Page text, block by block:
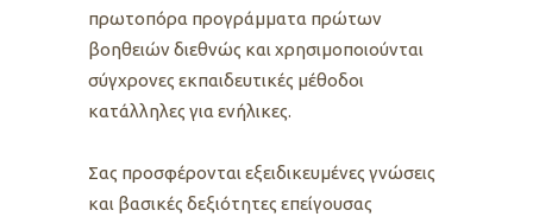
πρωτοπόρα προγράμματα πρώτων
βοηθειών διεθνώς και χρησιμοποιούνται
σύγχρονες εκπαιδευτικές μέθοδοι
κατάλληλες για ενήλικες.
Σας προσφέρονται εξειδικευμένες γνώσεις
και βασικές δεξιότητες επείγουσας